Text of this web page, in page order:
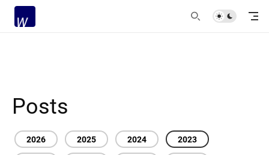
Posts
2026 2025 2024
2023